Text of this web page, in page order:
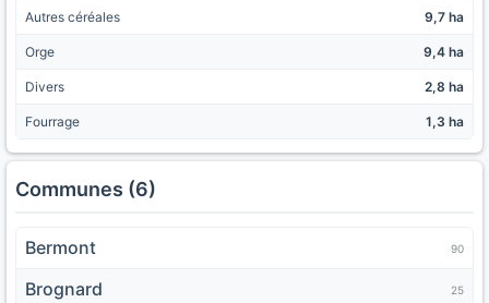
Autres céréales 9,7 ha
Orge 9,4 ha
Divers 2,8 ha
Fourrage 1,3 ha
Communes (6)
Bermont 90
Brognard 25